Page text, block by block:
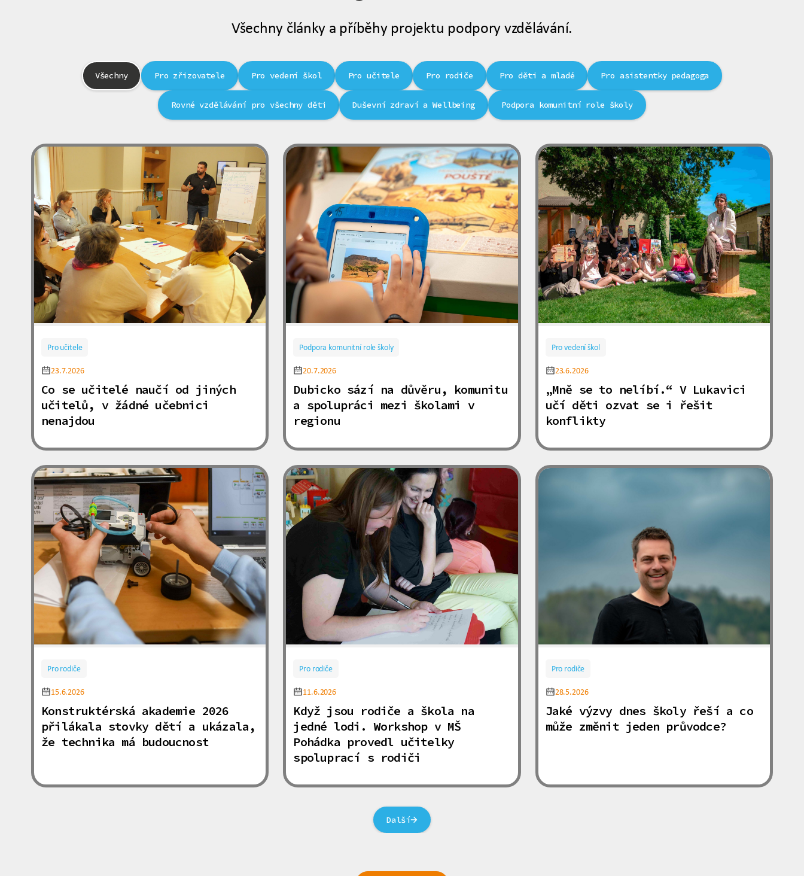
Všechny články a příběhy projektu podpory vzdělávání.
Všechny Pro zřizovatele Pro vedení škol Pro učitele Pro rodiče Pro děti a mladé Pro asistentky pedagoga
Rovné vzdělávání pro všechny děti Duševní zdraví a Wellbeing Podpora komunitní role školy
Pro učitele
23.7.2026
Co se učitelé naučí od jiných
učitelů, v žádné učebnici
nenajdou
Podpora komunitní role školy
20.7.2026
Dubicko sází na důvěru, komunitu
a spolupráci mezi školami v
regionu
Pro vedení škol
23.6.2026
„Mně se to nelíbí.“ V Lukavici
učí děti ozvat se i řešit
konflikty
Pro rodiče
15.6.2026
Konstruktérská akademie 2026
přilákala stovky dětí a ukázala,
že technika má budoucnost
Pro rodiče
11.6.2026
Když jsou rodiče a škola na
jedné lodi. Workshop v MŠ
Pohádka provedl učitelky
spoluprací s rodiči
Pro rodiče
28.5.2026
Jaké výzvy dnes školy řeší a co
může změnit jeden průvodce?
Další